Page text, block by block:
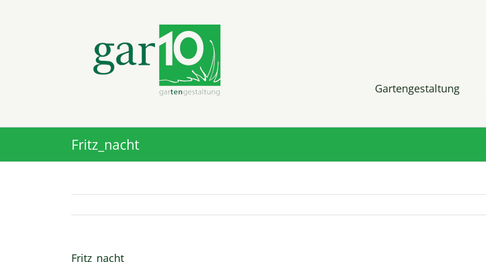
Gartengestaltung
Fritz_nacht
Fritz_nacht